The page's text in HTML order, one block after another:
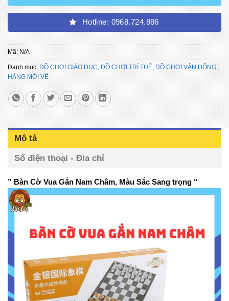
Hotline: 0968.724.886
Mã: N/A
Danh mục: ĐỒ CHƠI GIÁO DỤC, ĐỒ CHƠI TRÍ TUỆ, ĐỒ CHƠI VẬN ĐỘNG,
HÀNG MỚI VỀ
Mô tả
Số điện thoại - Đia chỉ
” Bàn Cờ Vua Gắn Nam Châm, Màu Sắc Sang trọng “